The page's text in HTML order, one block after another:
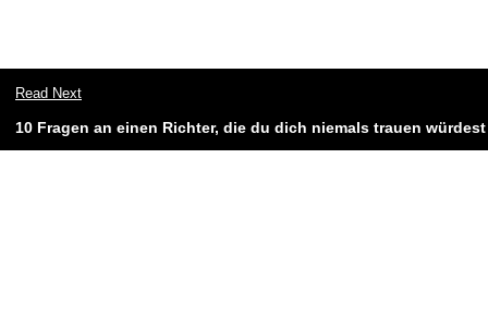
Read Next
10 Fragen an einen Richter, die du dich niemals trauen